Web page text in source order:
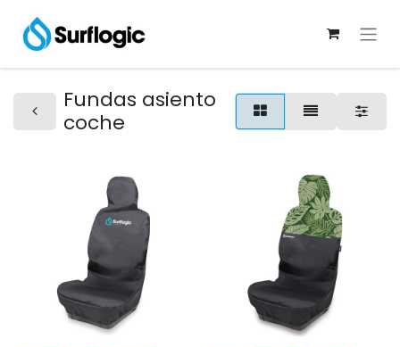
Fundas asiento
coche